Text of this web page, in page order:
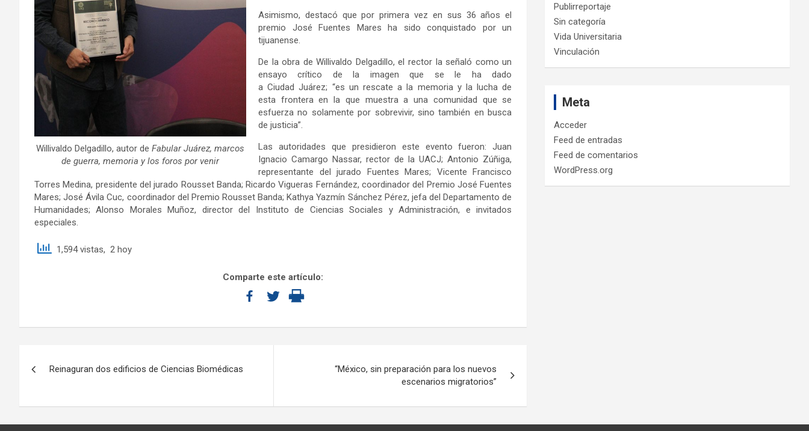
Willivaldo Delgadillo, autor de Fabular Juárez, marcos
de guerra, memoria y los foros por venir
Asimismo, destacó que por primera vez en sus 36 años el
premio José Fuentes Mares ha sido conquistado por un
tijuanense.
De la obra de Willivaldo Delgadillo, el rector la señaló como un
ensayo crítico de la imagen que se le ha dado
a Ciudad Juárez; “es un rescate a la memoria y la lucha de
esta frontera en la que muestra a una comunidad que se
esfuerza no solamente por sobrevivir, sino también en busca
de justicia”.
Las autoridades que presidieron este evento fueron: Juan
Ignacio Camargo Nassar, rector de la UACJ; Antonio Zúñiga,
representante del jurado Fuentes Mares; Vicente Francisco
Torres Medina, presidente del jurado Rousset Banda; Ricardo Vigueras Fernández, coordinador del Premio José Fuentes
Mares; José Ávila Cuc, coordinador del Premio Rousset Banda; Kathya Yazmín Sánchez Pérez, jefa del Departamento de
Humanidades; Alonso Morales Muñoz, director del Instituto de Ciencias Sociales y Administración, e invitados
especiales.
1,594 vistas, 2 hoy
Comparte este artículo:
Reinaguran dos edificios de Ciencias Biomédicas
“México, sin preparación para los nuevos
escenarios migratorios”
Publirreportaje
Sin categoría
Vida Universitaria
Vinculación
Meta
Acceder
Feed de entradas
Feed de comentarios
WordPress.org